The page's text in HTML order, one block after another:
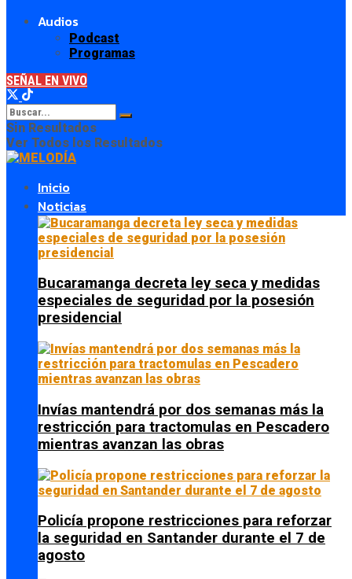
Audios
Podcast
Programas
SEÑAL EN VIVO
Sin Resultados
Ver Todos los Resultados
Inicio
Noticias
Bucaramanga decreta ley seca y medidas
especiales de seguridad por la posesión
presidencial
Invías mantendrá por dos semanas más la
restricción para tractomulas en Pescadero
mientras avanzan las obras
Policía propone restricciones para reforzar
la seguridad en Santander durante el 7 de
agosto